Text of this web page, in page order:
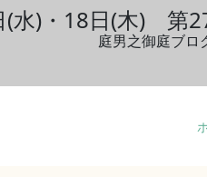
(水)・18日(木) 第
庭男之御庭ブロ